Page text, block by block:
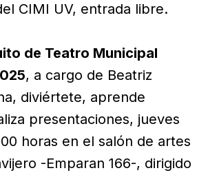
CIMI UV, entrada libre.
de Teatro Municipal
, a cargo de Beatriz
diviértete, aprende
presentaciones, jueves
horas en el salón de artes
-Emparan 166-, dirigido